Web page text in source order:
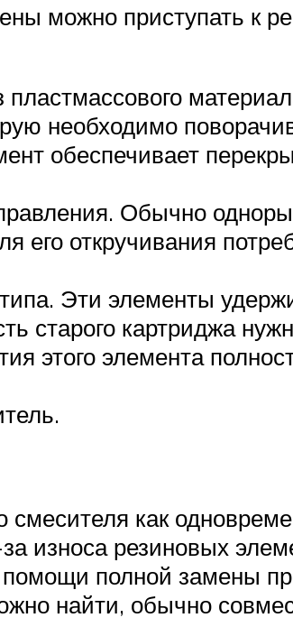
можно приступать к
необходимо
обеспечивает
Обычно
его откручивания
Эти элементы
старого картриджа
этого элемента
как
износа резиновых
полной замены
найти, обычно